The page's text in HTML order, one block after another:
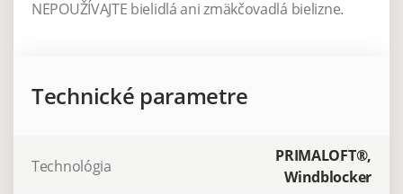
NEPOUŽÍVAJTE bielidlá ani zmäkčovadlá bielizne.
Technické parametre
Technológia
PRIMALOFT®,
Windblocker